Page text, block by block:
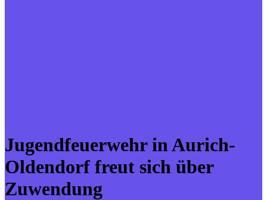
Jugendfeuerwehr in Aurich-
Oldendorf freut sich über
Zuwendung